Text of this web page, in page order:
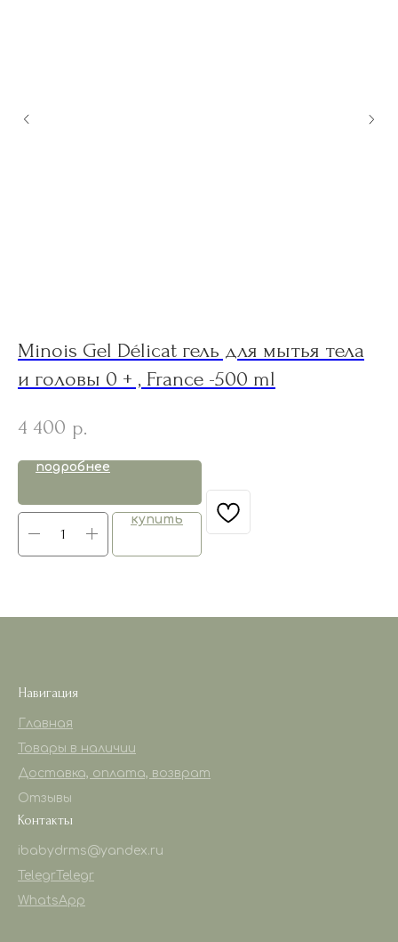
Minois Gel Délicat гель для мытья тела
и головы 0 + , France -500 ml
4 400 р.
подробнее
купить
Навигация
Главная
Товары в наличии
Доставка, оплата, возврат
Отзывы
Контакты
ibabydrms@yandex.ru
Telegr Telegr
WhatsApp